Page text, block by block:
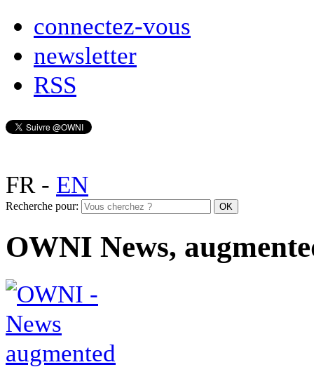
connectez-vous
newsletter
RSS
FR- EN
Recherche pour:
OWNI News,